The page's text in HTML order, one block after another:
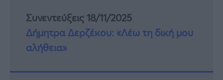
Συνεντεύξεις 18/11/2025
Δήμητρα Δερζέκου: «Λέω τη δική μου
αλήθεια»